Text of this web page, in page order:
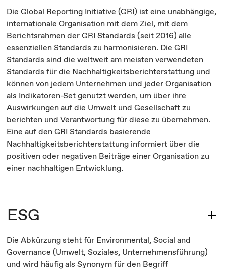
Die Global Reporting Initiative (GRI) ist eine unabhängige,
internationale Organisation mit dem Ziel, mit dem
Berichtsrahmen der GRI Standards (seit 2016) alle
essenziellen Standards zu harmonisieren. Die GRI
Standards sind die weltweit am meisten verwendeten
Standards für die Nachhaltigkeitsberichterstattung und
können von jedem Unternehmen und jeder Organisation
als Indikatoren-Set genutzt werden, um über ihre
Auswirkungen auf die Umwelt und Gesellschaft zu
berichten und Verantwortung für diese zu übernehmen.
Eine auf den GRI Standards basierende
Nachhaltigkeitsberichterstattung informiert über die
positiven oder negativen Beiträge einer Organisation zu
einer nachhaltigen Entwicklung.
ESG
Die Abkürzung steht für Environmental, Social and
Governance (Umwelt, Soziales, Unternehmensführung)
und wird häufig als Synonym für den Begriff